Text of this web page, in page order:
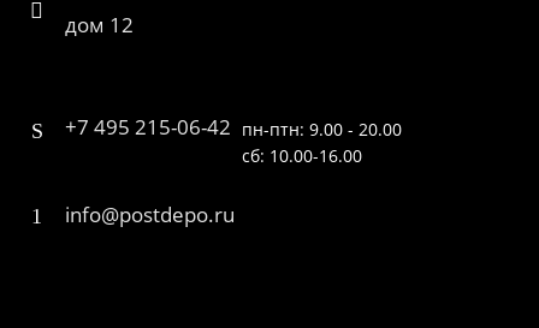
дом 12
+7 495 215-06-42 пн-птн: 9.00 - 20.00
сб: 10.00-16.00
info@postdepo.ru